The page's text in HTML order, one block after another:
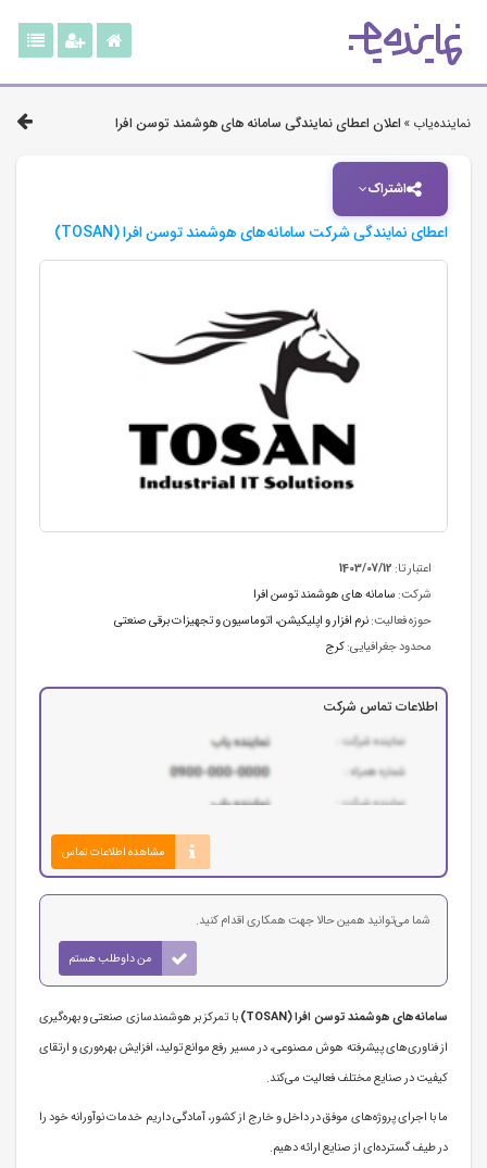
نماینده‌یاب » اعلان اعطای نمایندگی سامانه های هوشمند توسن افرا
اشتراک
اعطای نمایندگی شرکت سامانه‌های هوشمند توسن افرا (TOSAN)
اعتبار تا: 1403/07/12
شرکت: سامانه های هوشمند توسن افرا
حوزه فعالیت:نرم افزار و اپلیکیشن، اتوماسیون و تجهیزات برقی صنعتی
محدود جغرافیایی:کرج
اطلاعات تماس شرکت
مشاهده اطلاعات تماس
شما می‌توانید همین حالا جهت همکاری اقدام کنید.
من داوطلب هستم
سامانه‌های هوشمند توسن افرا (TOSAN)
با تمرکز بر هوشمندسازی صنعتی و بهره‌گیری
از فناوری‌های پیشرفته هوش مصنوعی، در مسیر رفع موانع تولید، افزایش بهره‌وری و ارتقای
کیفیت در صنایع مختلف فعالیت می‌کند.
ما با اجرای پروژه‌های موفق در داخل و خارج از کشور، آمادگی داریم خدمات نوآورانه خود را
در طیف گسترده‌ای از صنایع ارائه دهیم.